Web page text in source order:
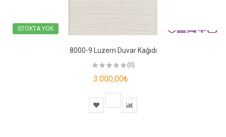
STOKTA YOK
8000-9 Luzern Duvar Kağıdı
(0)
3.000,00₺